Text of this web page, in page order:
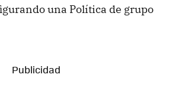
una Política de grupo